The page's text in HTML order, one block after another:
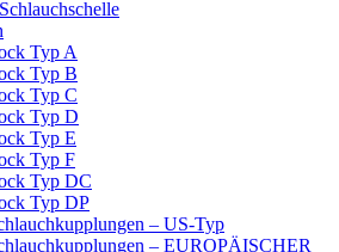
Typ A
Typ B
Typ C
Typ D
Typ E
Typ F
Typ DC
Typ DP
– US-Typ
– EUROPÄISCHER